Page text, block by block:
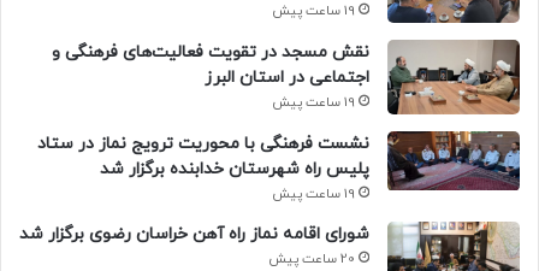
19 ساعت پیش
نقش مسجد در تقویت فعالیت‌های فرهنگی و
اجتماعی در استان البرز
19 ساعت پیش
نشست فرهنگی با محوریت ترویج نماز در ستاد
پلیس راه شهرستان خدابنده برگزار شد
19 ساعت پیش
شورای اقامه نماز راه آهن خراسان رضوی برگزار شد
20 ساعت پیش